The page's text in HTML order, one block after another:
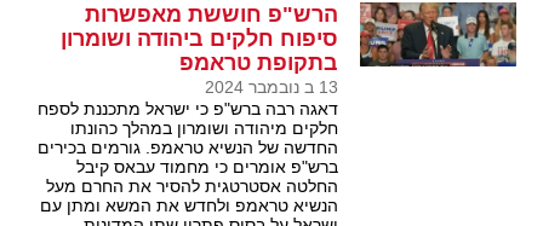
הרש"פ חוששת מאפשרות
סיפוח חלקים ביהודה ושומרון
בתקופת טראמפ
13 ב נובמבר 2024
דאגה רבה ברש"פ כי ישראל מתכננת לספח
חלקים מיהודה ושומרון במהלך כהונתו
החדשה של הנשיא טראמפ. גורמים בכירים
ברש"פ אומרים כי מחמוד עבאס קיבל
החלטה אסטרטגית להסיר את החרם מעל
הנשיא טראמפ ולחדש את המשא ומתן עם